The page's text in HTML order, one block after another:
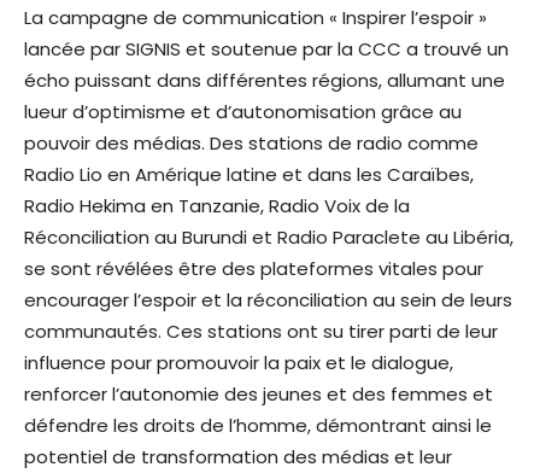
La campagne de communication « Inspirer l’espoir »
lancée par SIGNIS et soutenue par la CCC a trouvé un
écho puissant dans différentes régions, allumant une
lueur d’optimisme et d’autonomisation grâce au
pouvoir des médias. Des stations de radio comme
Radio Lio en Amérique latine et dans les Caraïbes,
Radio Hekima en Tanzanie, Radio Voix de la
Réconciliation au Burundi et Radio Paraclete au Libéria,
se sont révélées être des plateformes vitales pour
encourager l’espoir et la réconciliation au sein de leurs
communautés. Ces stations ont su tirer parti de leur
influence pour promouvoir la paix et le dialogue,
renforcer l’autonomie des jeunes et des femmes et
défendre les droits de l’homme, démontrant ainsi le
potentiel de transformation des médias et leur